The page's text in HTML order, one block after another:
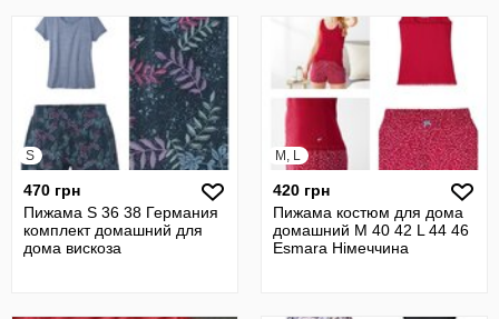
S
470 грн
Пижама S 36 38 Германия
комплект домашний для
дома вискоза
M, L
420 грн
Пижама костюм для дома
домашний M 40 42 L 44 46
Esmara Німеччина